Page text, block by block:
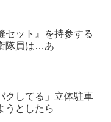
セット』を持参する
隊員は…あ
クしてる」立体駐車
うとしたら